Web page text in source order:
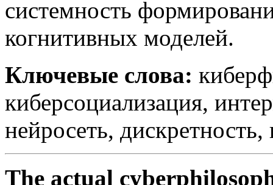
системность
когнитивных моделей.
Ключевые слова:
киберсоциализация,
нейросеть,
The actual